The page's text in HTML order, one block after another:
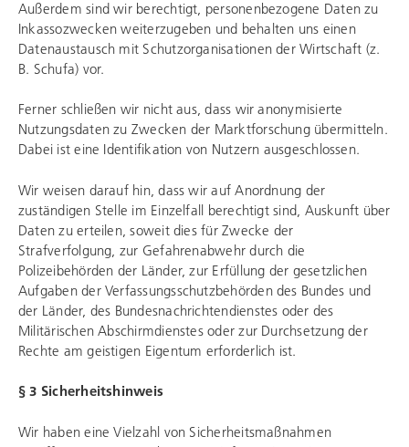
Außerdem sind wir berechtigt, personenbezogene Daten zu
Inkassozwecken weiterzugeben und behalten uns einen
Datenaustausch mit Schutzorganisationen der Wirtschaft (z.
B. Schufa) vor.
Ferner schließen wir nicht aus, dass wir anonymisierte
Nutzungsdaten zu Zwecken der Marktforschung übermitteln.
Dabei ist eine Identifikation von Nutzern ausgeschlossen.
Wir weisen darauf hin, dass wir auf Anordnung der
zuständigen Stelle im Einzelfall berechtigt sind, Auskunft über
Daten zu erteilen, soweit dies für Zwecke der
Strafverfolgung, zur Gefahrenabwehr durch die
Polizeibehörden der Länder, zur Erfüllung der gesetzlichen
Aufgaben der Verfassungsschutzbehörden des Bundes und
der Länder, des Bundesnachrichtendienstes oder des
Militärischen Abschirmdienstes oder zur Durchsetzung der
Rechte am geistigen Eigentum erforderlich ist.
§ 3 Sicherheitshinweis
Wir haben eine Vielzahl von Sicherheitsmaßnahmen